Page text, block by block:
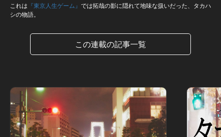
これは 『東京人生ゲーム』 では拓哉の影に隠れて地味な扱いだった、タカハ
シの物語。
この連載の記事一覧